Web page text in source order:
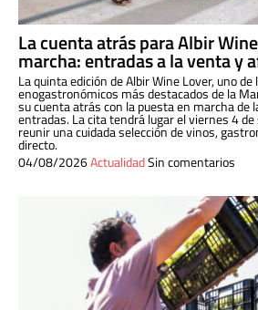
La cuenta atrás para Albir
marcha: entradas a la venta y
La quinta edición de Albir Wine Lover, uno
enogastronómicos más destacados de la
su cuenta atrás con la puesta en marcha de
entradas. La cita tendrá lugar el viernes 4
reunir una cuidada selección de vinos,
directo.
04/08/2026ActualidadSin comentarios